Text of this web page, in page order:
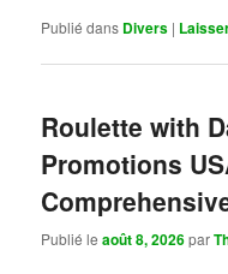
Publié dans Divers |
Roulette with
Promotions
Publié leaoût 8, 2026par